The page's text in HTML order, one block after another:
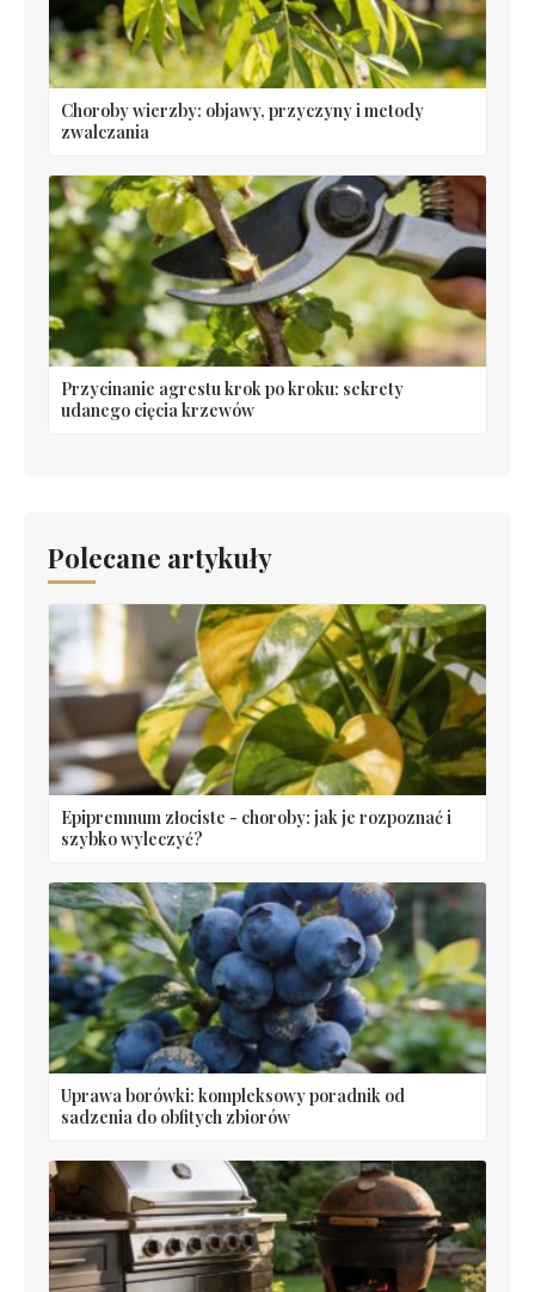
Choroby wierzby: objawy, przyczyny i metody
zwalczania
Przycinanie agrestu krok po kroku: sekrety
udanego cięcia krzewów
Polecane artykuły
Epipremnum złociste - choroby: jak je rozpoznać i
szybko wyleczyć?
Uprawa borówki: kompleksowy poradnik od
sadzenia do obfitych zbiorów